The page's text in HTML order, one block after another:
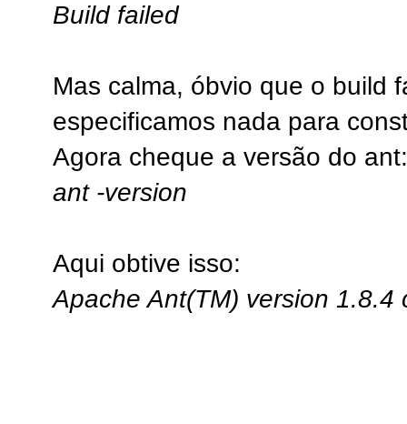
Build failed
Mas calma, óbvio que o build
especificamos nada para
Agora cheque a versão do ant:
ant -version
Aqui obtive isso:
Apache Ant(TM) version